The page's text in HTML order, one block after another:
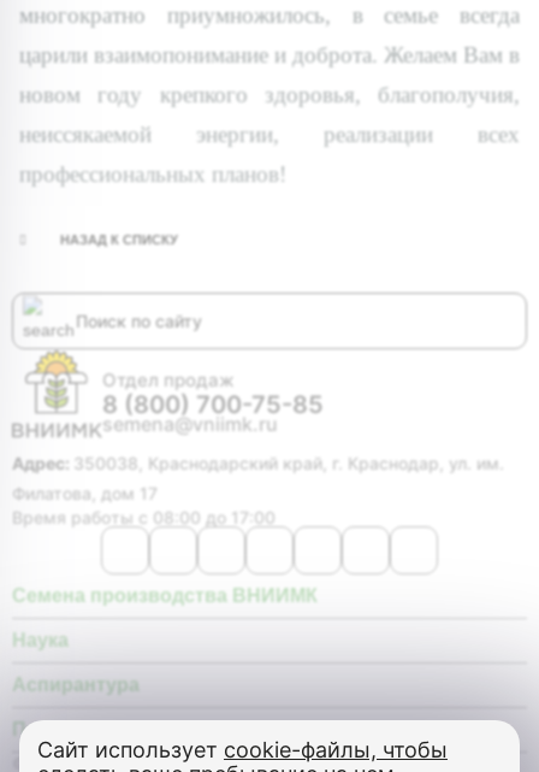
многократно приумножилось, в семье всегда
царили взаимопонимание и доброта. Желаем Вам в
новом году крепкого здоровья, благополучия,
неиссякаемой энергии, реализации всех
профессиональных планов!
НАЗАД К СПИСКУ
Отдел продаж
8 (800) 700-75-85
semena@vniimk.ru
Адрес: 350038, Краснодарский край, г. Краснодар, ул. им.
Филатова, дом 17
Время работы с 08:00 до 17:00
© Федеральное государственное бюджетное научное
Семена производства ВНИИМК
Наука
Аспирантура
Покупателю
Сайт использует cookie-файлы, чтобы